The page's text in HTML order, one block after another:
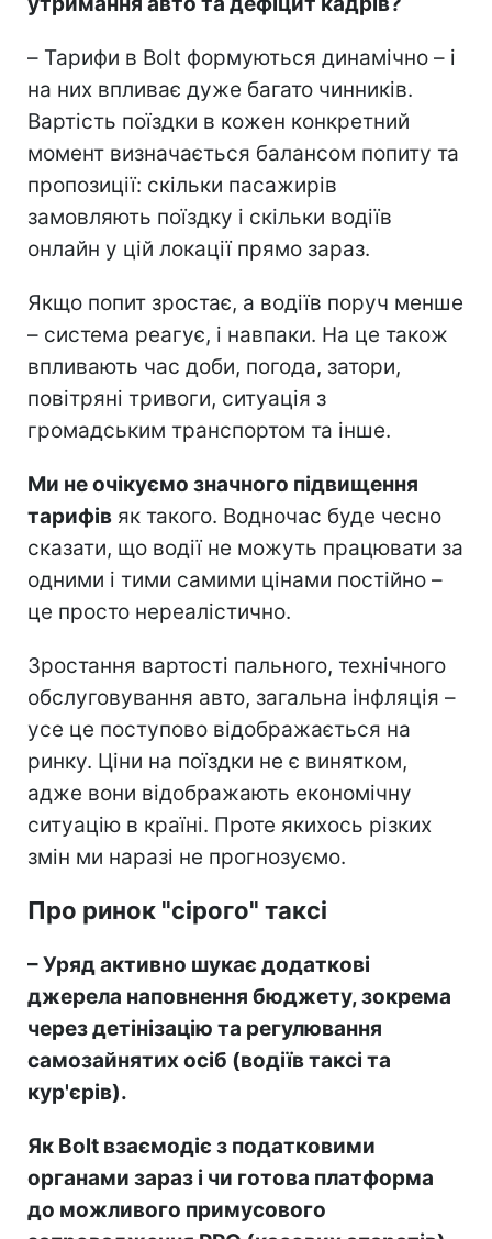
– Тарифи в Bolt формуються динамічно – і
на них впливає дуже багато чинників.
Вартість поїздки в кожен конкретний
момент визначається балансом попиту та
пропозиції: скільки пасажирів
замовляють поїздку і скільки водіїв
онлайн у цій локації прямо зараз.
Якщо попит зростає, а водіїв поруч менше
– система реагує, і навпаки. На це також
впливають час доби, погода, затори,
повітряні тривоги, ситуація з
громадським транспортом та інше.
Ми не очікуємо значного підвищення
тарифів як такого. Водночас буде чесно
сказати, що водії не можуть працювати за
одними і тими самими цінами постійно –
це просто нереалістично.
Зростання вартості пального, технічного
обслуговування авто, загальна інфляція –
усе це поступово відображається на
ринку. Ціни на поїздки не є винятком,
адже вони відображають економічну
ситуацію в країні. Проте якихось різких
змін ми наразі не прогнозуємо.
Про ринок "сірого" таксі
–Уряд активно шукає додаткові
джерела наповнення бюджету, зокрема
через детінізацію та регулювання
самозайнятих осіб (водіїв таксі та
кур'єрів).
Як Bolt взаємодіє з податковими
органами зараз і чи готова платформа
до можливого примусового